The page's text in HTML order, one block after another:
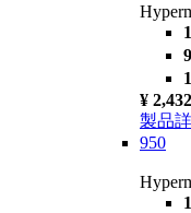
¥
製品
950